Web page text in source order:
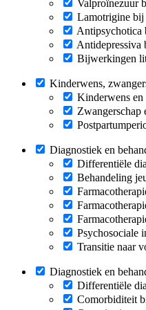
Valproïnezuur
Lamotrigine bij
Antipsychotica
Antidepressiva
Bijwerkingen
Kinderwens,
Kinderwens en
Zwangerschap
Diagnostiek en
Differentiële
Behandeling
Psychosociale
Transitie naar
Diagnostiek en
Differentiële
Comorbiditeit